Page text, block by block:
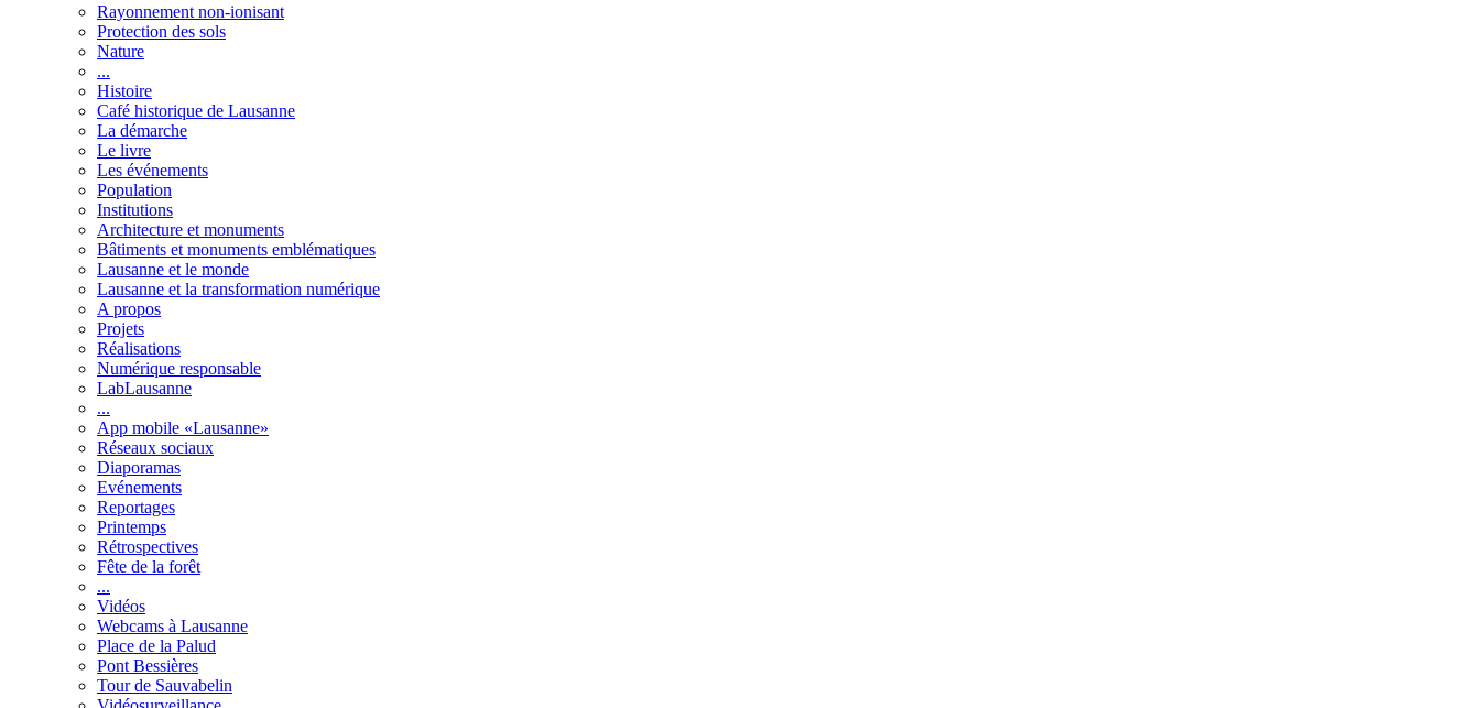
Rayonnement non-ionisant
Protection des sols
Nature
...
Histoire
Café historique de Lausanne
La démarche
Le livre
Les événements
Population
Institutions
Architecture et monuments
Bâtiments et monuments emblématiques
Lausanne et le monde
Lausanne et la transformation numérique
A propos
Projets
Réalisations
Numérique responsable
LabLausanne
...
App mobile «Lausanne»
Réseaux sociaux
Diaporamas
Evénements
Reportages
Printemps
Rétrospectives
Fête de la forêt
...
Vidéos
Webcams à Lausanne
Place de la Palud
Pont Bessières
Tour de Sauvabelin